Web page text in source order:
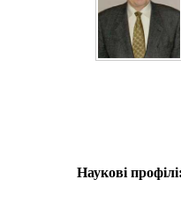
Наукові профілі: